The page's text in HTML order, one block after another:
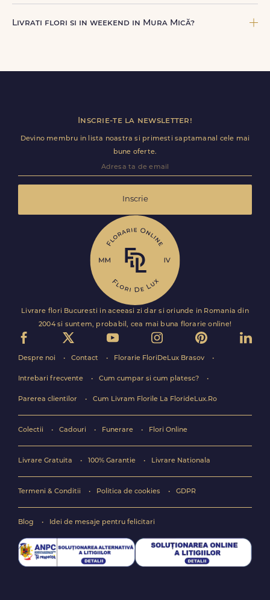
Astfel, esti mereu la curent cu statusul comenzii tale.
Romania. Costul livrarii pentru Mura Mică este afisat
Livrati flori si in weekend in Mura Mică?
calitate. Este solutia ideala pentru surprize de weekend
Inscrie-te la newsletter!
Devino membru in lista noastra si primesti saptamanal cele mai
bune oferte.
Inscrie
Livrare flori Bucuresti in aceeasi zi dar si oriunde in Romania din
2004 si suntem, probabil, cea mai buna florarie online!
Despre noi Contact Florarie FloriDeLux Brasov
Intrebari frecvente Cum cumpar si cum platesc?
Parerea clientilor Cum Livram Florile La FlorideLux.Ro
Colectii Cadouri Funerare Flori Online
Livrare Gratuita 100% Garantie Livrare Nationala
Termeni & Conditii Politica de cookies GDPR
Blog Idei de mesaje pentru felicitari